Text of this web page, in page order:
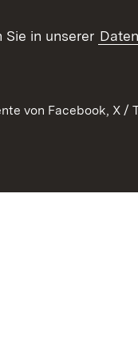
Sie in unserer
von Facebook, X